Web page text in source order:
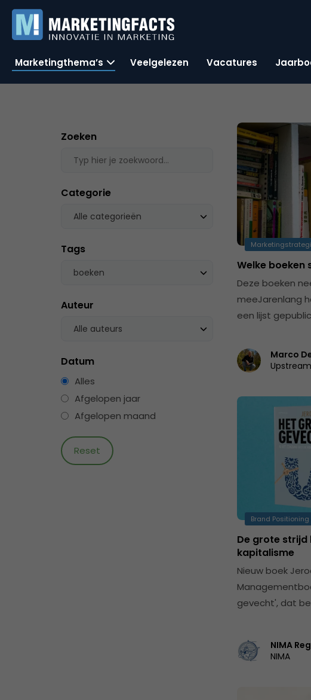
Marketingthema’s Veelgelezen Vacatures
Zoeken
Categorie
Alle categorieën
Tags
boeken
Auteur
Alle auteurs
Datum
Alles
Afgelopen jaar
Afgelopen maand
Welke boeken
Deze boeken
meeJarenlang
een lijst
Marco
Upstream
Brand
De grote strijd
kapitalisme
Nieuw boek
gevecht', dat
NIMA
NIMA